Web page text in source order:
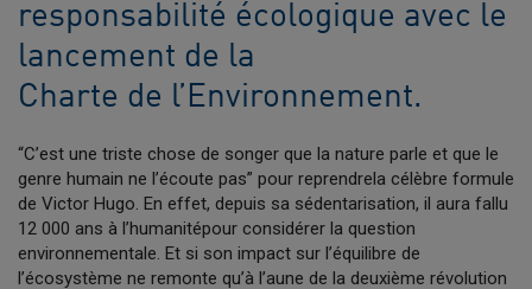
responsabilité écologique avec le
lancement de la
Charte de l’Environnement.
“C’est une triste chose de songer que la nature parle et que le
genre humain ne l’écoute pas” pour reprendrela célèbre formule
de Victor Hugo. En effet, depuis sa sédentarisation, il aura fallu
12 000 ans à l’humanitépour considérer la question
environnementale. Et si son impact sur l’équilibre de
l’écosystème ne remonte qu’à l’aune de la deuxième révolution